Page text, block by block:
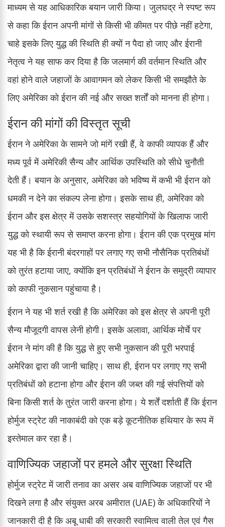
माध्यम से यह आधिकारिक बयान जारी किया। जुलघद्र ने स्पष्ट रूप
से कहा कि ईरान अपनी मांगों से किसी भी कीमत पर पीछे नहीं हटेगा,
चाहे इसके लिए युद्ध की स्थिति ही क्यों न पैदा हो जाए और ईरानी
नेतृत्व ने यह साफ कर दिया है कि जलमार्ग की वर्तमान स्थिति और
वहां होने वाले जहाजों के आवागमन को लेकर किसी भी समझौते के
लिए अमेरिका को ईरान की नई और सख्त शर्तों को मानना ही होगा।
ईरान की मांगों की विस्तृत सूची
ईरान ने अमेरिका के सामने जो मांगें रखी हैं, वे काफी व्यापक हैं और
मध्य पूर्व में अमेरिकी सैन्य और आर्थिक उपस्थिति को सीधे चुनौती
देती हैं। बयान के अनुसार, अमेरिका को भविष्य में कभी भी ईरान को
धमकी न देने का संकल्प लेना होगा। इसके साथ ही, अमेरिका को
ईरान और इस क्षेत्र में उसके सशस्त्र सहयोगियों के खिलाफ जारी
युद्ध को स्थायी रूप से समाप्त करना होगा। ईरान की एक प्रमुख मांग
यह भी है कि ईरानी बंदरगाहों पर लगाए गए सभी नौसैनिक प्रतिबंधों
को तुरंत हटाया जाए, क्योंकि इन प्रतिबंधों ने ईरान के समुद्री व्यापार
को काफी नुकसान पहुंचाया है।
ईरान ने यह भी शर्त रखी है कि अमेरिका को इस क्षेत्र से अपनी पूरी
सैन्य मौजूदगी वापस लेनी होगी। इसके अलावा, आर्थिक मोर्चे पर
ईरान ने मांग की है कि युद्ध से हुए सभी नुकसान की पूरी भरपाई
अमेरिका द्वारा की जानी चाहिए। साथ ही, ईरान पर लगाए गए सभी
प्रतिबंधों को हटाना होगा और ईरान की जब्त की गई संपत्तियों को
बिना किसी शर्त के तुरंत जारी करना होगा। ये शर्तें दर्शाती हैं कि ईरान
होर्मुज स्ट्रेट की नाकाबंदी को एक बड़े कूटनीतिक हथियार के रूप में
इस्तेमाल कर रहा है।
वाणिज्यिक जहाजों पर हमले और सुरक्षा स्थिति
होर्मुज स्ट्रेट में जारी तनाव का असर अब वाणिज्यिक जहाजों पर भी
दिखने लगा है और संयुक्त अरब अमीरात (UAE) के अधिकारियों ने
जानकारी दी है कि अबू धाबी की सरकारी स्वामित्व वाली तेल एवं गैस